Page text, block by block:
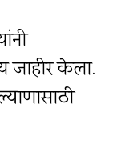
जाहीर केला.